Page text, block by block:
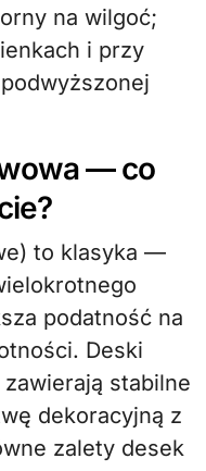
na wilgoć;
i przy
— co
to klasyka —
podatność na
Deski
stabilne
dekoracyjną z
zalety desek